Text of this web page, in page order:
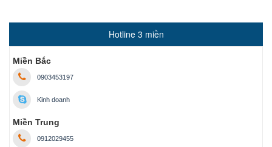
Hotline 3 miền
Miền Bắc
0903453197
Kinh doanh
Miền Trung
0912029455